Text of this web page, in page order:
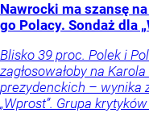
Nawrocki ma szansę
go Polacy. Sondaż dla
Blisko 39 proc. Polek i
zagłosowałoby na
prezydenckich – wynika
„Wprost”. Grupa